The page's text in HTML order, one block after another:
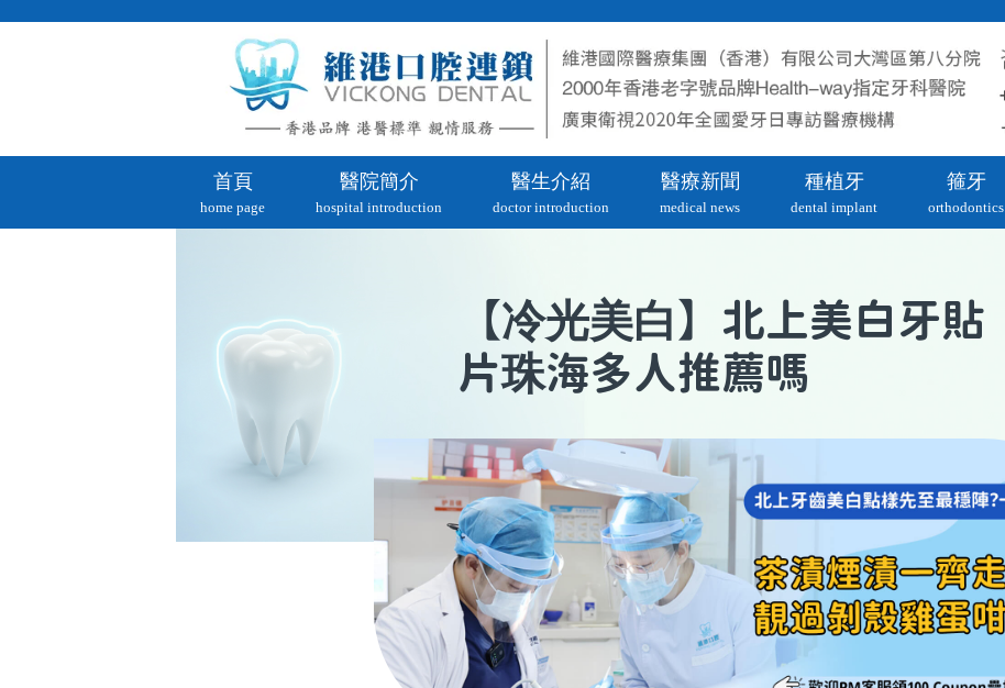
首頁
home page
醫院簡介
hospital introduction
醫生介紹
doctor introduction
醫療新聞
medical news
種植牙
dental implant
箍牙
orthodontics
【冷光美白 】北上美白牙貼
片珠海多人推薦嗎